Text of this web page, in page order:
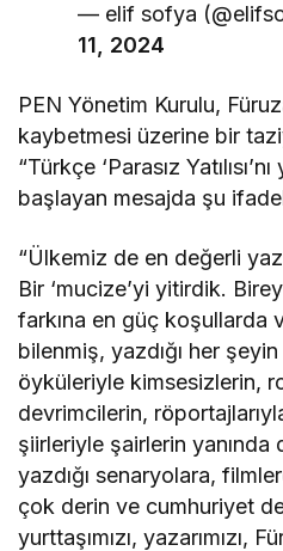
— elif sofya
11, 2024
PEN Yönetim Kurulu,
kaybetmesi üzerine bir
“Türkçe ‘Parasız
başlayan mesajda şu
“Ülkemiz de en değerli
Bir ‘mucize’yi yitirdik.
farkına en güç koşullarda
bilenmiş, yazdığı her şeyin
öyküleriyle kimsesizlerin,
devrimcilerin,
şiirleriyle şairlerin
yazdığı senaryolara,
çok derin ve cumhuriyet
yurttaşımızı, yazarımızı,